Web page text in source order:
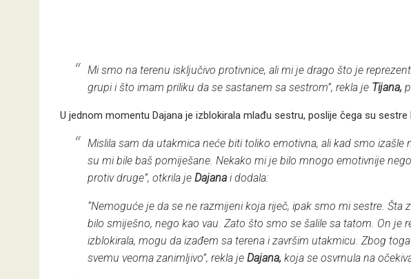
Mi smo na terenu isključivo protivnice, ali mi je drago što je
grupi i što imam priliku da se sastanem sa sestrom”, rekla je Tijana,
U jednom momentu Dajana je izblokirala mlađu sestru, poslije čega su sestre
Mislila sam da utakmica neće biti toliko emotivna, ali kad smo izašle
su mi bile baš pomiješane. Nekako mi je bilo mnogo emotivnije
protiv druge”, otkrila je Dajana i dodala:
“Nemoguće je da se ne razmijeni koja riječ, ipak smo mi sestre. Šta
bilo smiješno, nego kao vau. Zato što smo se šalile sa tatom. On je
izblokirala, mogu da izađem sa terena i završim utakmicu. Zbog
svemu veoma zanimljivo”, rekla je Dajana, koja se osvrnula na